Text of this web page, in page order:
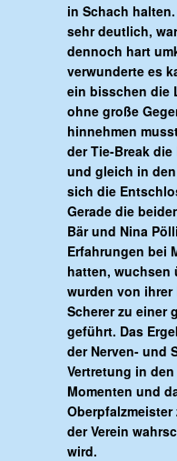
in Schach
sehr deutlich,
dennoch hart
verwunderte es
ein bisschen die
ohne große
hinnehmen
der Tie-Break
und gleich in
sich die
Gerade die
Bär und Nina
Erfahrungen bei
hatten, wuchsen
wurden von ihrer
Scherer zu einer
geführt. Das
der Nerven- und
Vertretung in
Momenten und
der Verein
wird.